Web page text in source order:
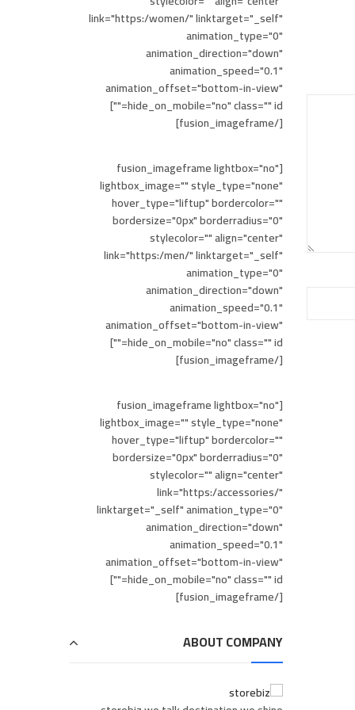
link="https:/women/" linktarget="_self"
animation_type="0"
animation_direction="down"
animation_speed="0.1"
animation_offset="bottom-in-view"
hide_on_mobile="no" class="" id=""]
[/fusion_imageframe]
[fusion_imageframe lightbox="no"
lightbox_image="" style_type="none"
hover_type="liftup" bordercolor=""
bordersize="0px" borderradius="0"
stylecolor="" align="center"
link="https:/men/" linktarget="_self"
animation_type="0"
animation_direction="down"
animation_speed="0.1"
animation_offset="bottom-in-view"
hide_on_mobile="no" class="" id=""]
[/fusion_imageframe]
[fusion_imageframe lightbox="no"
lightbox_image="" style_type="none"
hover_type="liftup" bordercolor=""
bordersize="0px" borderradius="0"
stylecolor="" align="center"
link="https:/accessories/"
linktarget="_self" animation_type="0"
animation_direction="down"
animation_speed="0.1"
animation_offset="bottom-in-view"
hide_on_mobile="no" class="" id=""]
[/fusion_imageframe]
ABOUT COMPANY